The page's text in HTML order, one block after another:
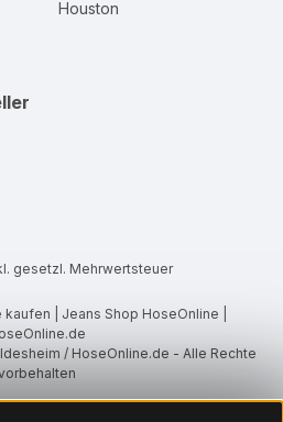
Houston
gesetzl. Mehrwertsteuer
| Jeans Shop HoseOnline |
/ HoseOnline.de - Alle Rechte